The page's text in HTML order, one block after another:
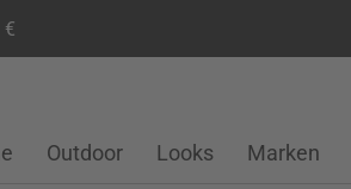
€
Seiteninhalt
Suchfeld
Outdoor Looks Marken